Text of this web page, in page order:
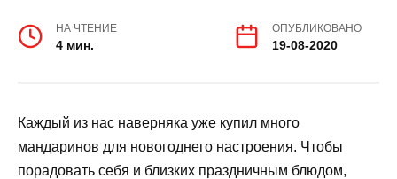
НА ЧТЕНИЕ
4 мин.
ОПУБЛИКОВАНО
19-08-2020
Каждый из нас наверняка уже купил много
мандаринов для новогоднего настроения. Чтобы
порадовать себя и близких праздничным блюдом,